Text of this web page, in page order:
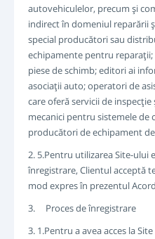
autovehiculelor, precum şi
indirect în domeniul reparării
special producători sau
echipamente pentru
piese de schimb; editori ai
asociaţii auto; operatori de
care oferă servicii de
mecanici pentru sistemele de
producători de echipament
2. 5.Pentru utilizarea Site-ului
înregistrare, Clientul acceptă
mod expres în prezentul
3. Proces de înregistrare
3. 1.Pentru a avea acces la